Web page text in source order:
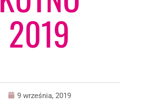
2019
9 września, 2019